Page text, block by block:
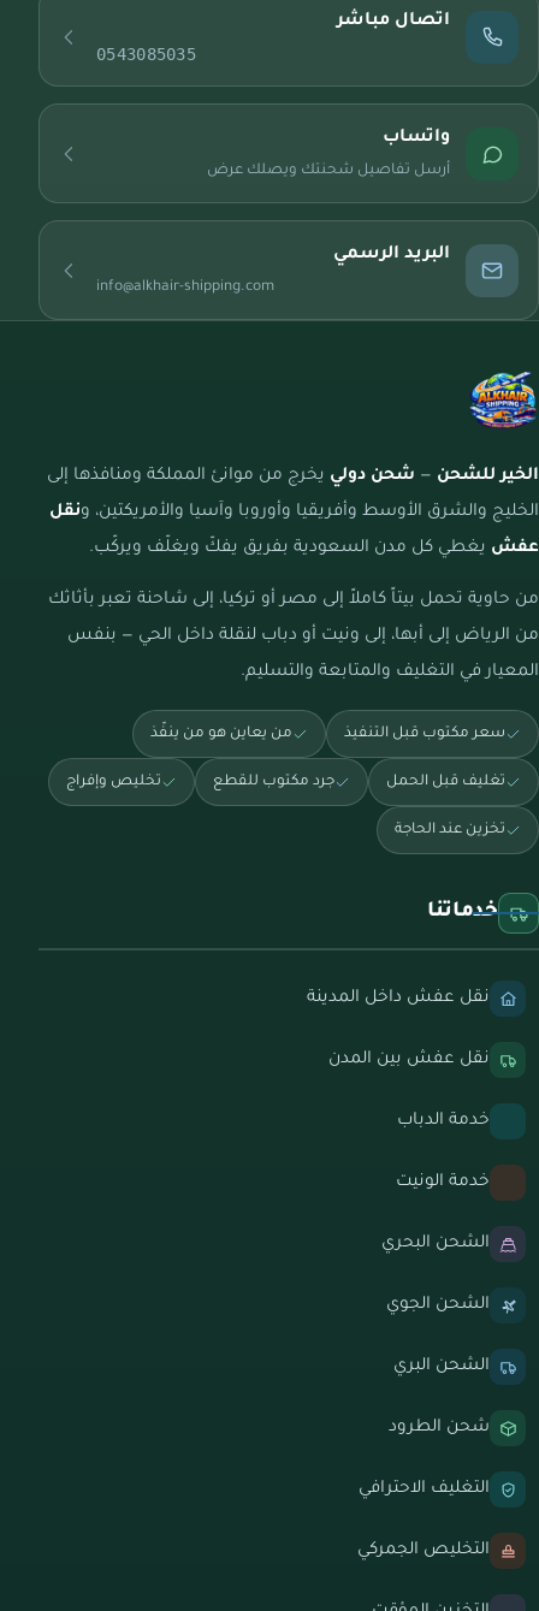
اتصال مباشر
0543085035
واتساب
أرسل تفاصيل شحنتك ويصلك عرض
البريد الرسمي
info@alkhair-shipping.com
الخير للشحن — شحن دولي يخرج من موانئ المملكة ومنافذها إلى
الخليج والشرق الأوسط وأفريقيا وأوروبا وآسيا والأمريكتين، ونقل
عفش يغطي كل مدن السعودية بفريق يفكّ ويغلّف ويركّب.
من حاوية تحمل بيتاً كاملاً إلى مصر أو تركيا، إلى شاحنة تعبر بأثاثك
من الرياض إلى أبها، إلى ونيت أو دباب لنقلة داخل الحي — بنفس
المعيار في التغليف والمتابعة والتسليم.
سعر مكتوب قبل التنفيذ من يعاين هو من ينفّذ
تغليف قبل الحمل جرد مكتوب للقطع تخليص وإفراج
تخزين عند الحاجة
خدماتنا
نقل عفش داخل المدينة
نقل عفش بين المدن
خدمة الدباب
خدمة الونيت
الشحن البحري
الشحن الجوي
الشحن البري
شحن الطرود
التغليف الاحترافي
التخليص الجمركي